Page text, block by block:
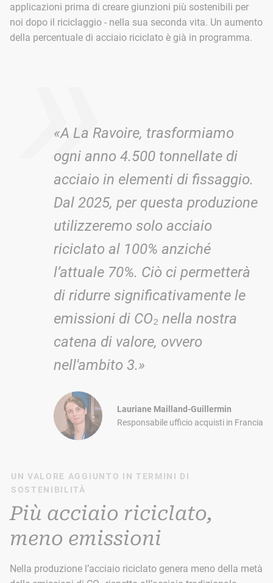
applicazioni prima di creare giunzioni più sostenibili per
noi dopo il riciclaggio - nella sua seconda vita. Un aumento
della percentuale di acciaio riciclato è già in programma.
«A La Ravoire, trasformiamo
ogni anno 4.500 tonnellate di
acciaio in elementi di fissaggio.
Dal 2025, per questa produzione
utilizzeremo solo acciaio
riciclato al 100% anziché
l’attuale 70%. Ciò ci permetterà
di ridurre significativamente le
emissioni di CO₂ nella nostra
catena di valore, ovvero
nell'ambito 3.»
Lauriane Mailland-Guillermin
Responsabile ufficio acquisti in Francia
»
UN VALORE AGGIUNTO IN TERMINI DI
SOSTENIBILITÀ
Più acciaio riciclato,
meno emissioni
Nella produzione l’acciaio riciclato genera meno della metà